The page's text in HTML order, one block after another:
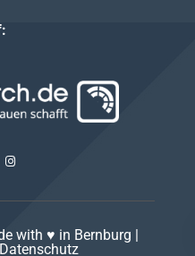
with ♥ in Bernburg |
Datenschutz